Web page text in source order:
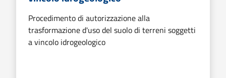
Procedimento di autorizzazione alla
trasformazione d'uso del suolo di terreni soggetti
a vincolo idrogeologico